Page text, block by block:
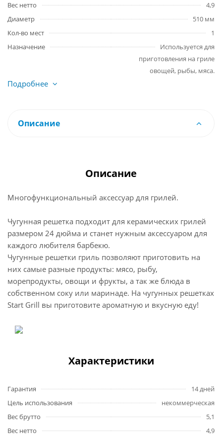
Вес нетто
4,9
Диаметр
510 мм
Кол-во мест
1
Назначение
Используется для
приготовления на гриле
овощей, рыбы, мяса.
Подробнее
Описание
Описание
Многофункциональный аксессуар для грилей.
Чугунная решетка подходит для керамических грилей
размером 24 дюйма и станет нужным аксессуаром для
каждого любителя барбекю.
Чугунные решетки гриль позволяют приготовить на
них самые разные продукты: мясо, рыбу,
морепродукты, овощи и фрукты, а так же блюда в
собственном соку или маринаде. На чугунных решетках
Start Grill вы приготовите ароматную и вкусную еду!
Характеристики
Гарантия
14 дней
Цель использования
некоммерческая
Вес брутто
5,1
Вес нетто
4,9